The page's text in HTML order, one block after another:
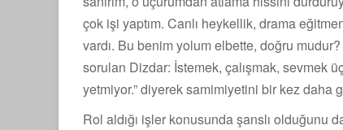
çok işi yaptım. Canlı heykellik, drama
vardı. Bu benim yolum elbette, doğru
sorulan Dizdar: İstemek, çalışmak, sevmek
yetmiyor.” diyerek samimiyetini bir kez daha
Rol aldığı işler konusunda şanslı olduğunu